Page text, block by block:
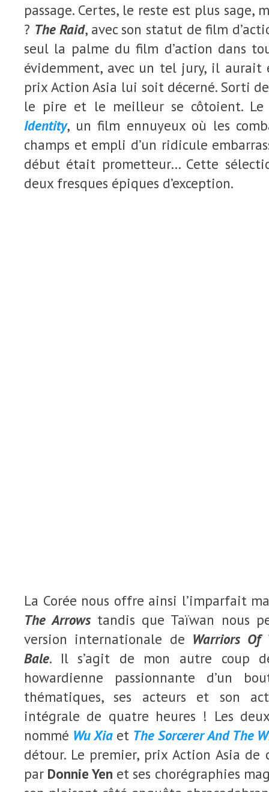
passage. Certes, le reste est plus sage,
? The Raid, avec son statut de film
seul la palme du film d’action dans
évidemment, avec un tel jury, il aurait
prix Action Asia lui soit décerné. Sorti
le pire et le meilleur se côtoient. Le
Identity, un film ennuyeux où les
champs et empli d’un ridicule
début était prometteur… Cette
deux fresques épiques d’exception.
La Corée nous offre ainsi l’imparfait
The Arrows tandis que Taïwan nous
version internationale de Warriors Of
Bale. Il s’agit de mon autre coup
howardienne passionnante d’un
thématiques, ses acteurs et son
intégrale de quatre heures ! Les
nommé Wu Xia et The Sorcerer And The
détour. Le premier, prix Action Asia
par Donnie Yen et ses chorégraphies